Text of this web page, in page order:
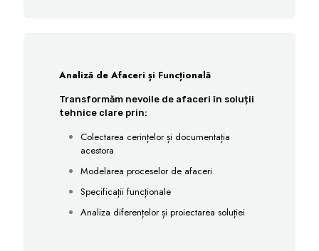
Analiză de Afaceri și Funcțională
Transformăm nevoile de afaceri în soluții
tehnice clare prin:
Colectarea cerințelor și documentația
acestora
Modelarea proceselor de afaceri
Specificații funcționale
Analiza diferențelor și proiectarea soluției